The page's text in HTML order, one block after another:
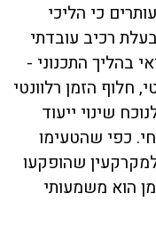
כי הליכי
רכיב עובדתי
בהליך התכנוני -
חלוף הזמן רלוונטי
שינוי ייעוד
כפי שהטעימו
שהופקעו
הוא משמעותי